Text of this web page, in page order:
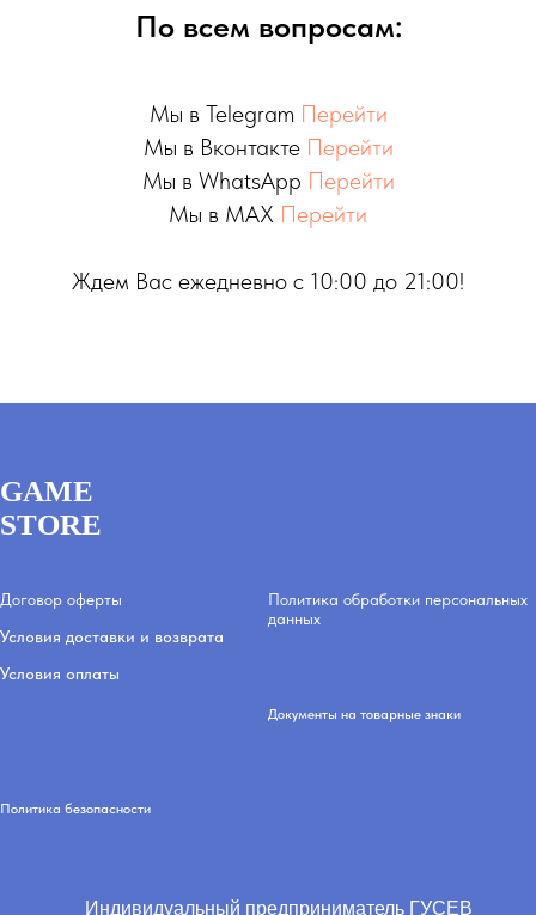
По всем вопросам:
Мы в Telegram Перейти
Мы в Вконтакте Перейти
Мы в WhatsApp Перейти
Мы в MAX Перейти
Ждем Вас ежедневно с 10:00 до 21:00!
GAME
STORE
Договор оферты
Условия доставки и возврата
Условия оплаты
Политика обработки персональных
данных
Документы на товарные знаки
Политика безопасности
Индивидуальный предприниматель ГУСЕВ